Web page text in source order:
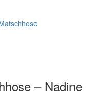
– Nadine